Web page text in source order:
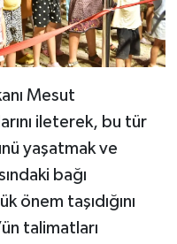
Mesut
ileterek, bu tür
yaşatmak ve
bağı
önem taşıdığını
talimatları